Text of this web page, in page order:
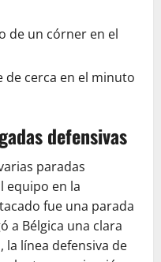
de un córner en el
de cerca en el minuto
defensivas
paradas
equipo en la
fue una parada
a Bélgica una clara
la línea defensiva de